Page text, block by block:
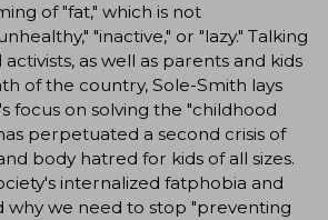
of "fat," which is not
"inactive," or "lazy." Talking
as well as parents and kids
of the country, Sole-Smith lays
focus on solving the "childhood
perpetuated a second crisis of
body hatred for kids of all sizes.
internalized fatphobia and
why we need to stop "preventing